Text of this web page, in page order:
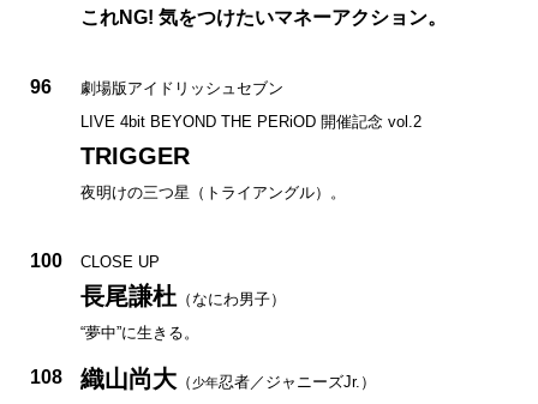
これNG! 気をつけたいマネーアクション。
96
劇場版アイドリッシュセブン
LIVE 4bit BEYOND THE PERiOD 開催記念 vol.2
TRIGGER
夜明けの三つ星（トライアングル）。
100 CLOSE UP
長尾謙杜 （なにわ男子）
“夢中”に生きる。
108 織山尚大 （少年忍者／ジャニーズJr.）